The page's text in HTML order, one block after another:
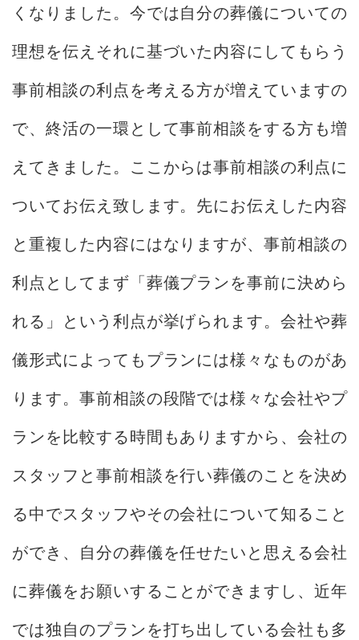
くなりました。今では自分の葬儀についての
理想を伝えそれに基づいた内容にしてもらう
事前相談の利点を考える方が増えていますの
で、終活の一環として事前相談をする方も増
えてきました。ここからは事前相談の利点に
ついてお伝え致します。先にお伝えした内容
と重複した内容にはなりますが、事前相談の
利点としてまず「葬儀プランを事前に決めら
れる」という利点が挙げられます。会社や葬
儀形式によってもプランには様々なものがあ
ります。事前相談の段階では様々な会社やプ
ランを比較する時間もありますから、会社の
スタッフと事前相談を行い葬儀のことを決め
る中でスタッフやその会社について知ること
ができ、自分の葬儀を任せたいと思える会社
に葬儀をお願いすることができますし、近年
では独自のプランを打ち出している会社も多